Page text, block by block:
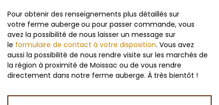
Pour obtenir des renseignements plus détaillés sur
votre ferme auberge ou pour passer commande, vous
avez la possibilité de nous laisser un message sur
le formulaire de contact à votre disposition. Vous avez
aussi la possibilité de nous rendre visite sur les marchés de
la région à proximité de Moissac ou de vous rendre
directement dans notre ferme auberge. À très bientôt !